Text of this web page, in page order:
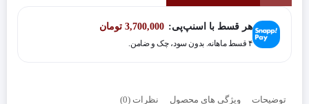
هر قسط با اسنپ‌پی: 3,700,000 تومان
۴ قسط ماهانه. بدون سود، چک و ضامن.
توضیحات ویژگی های محصول نظرات (0)